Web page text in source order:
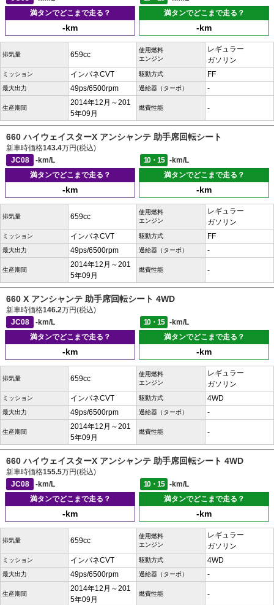
満タンでどこまで走る？
-km
満タンでどこまで走る？
-km
排気量 659cc
使用燃料
エンジン
レギュラー
ガソリン
ミッション インパネCVT 駆動方式 FF
最大出力 49ps/6500rpm 過給器（ターボ） -
生産期間
2014年12月～201
5年09月
燃費性能 -
660 ハイウェイスターX アンシャンテ 助手席回転シート
新車時価格143.4万円(税込)
JC08
-km/L 10・15
-km/L
満タンでどこまで走る？
-km
満タンでどこまで走る？
-km
排気量 659cc
使用燃料
エンジン
レギュラー
ガソリン
ミッション インパネCVT 駆動方式 FF
最大出力 49ps/6500rpm 過給器（ターボ） -
生産期間
2014年12月～201
5年09月
燃費性能 -
660 X アンシャンテ 助手席回転シート 4WD
新車時価格146.2万円(税込)
JC08
-km/L 10・15
-km/L
満タンでどこまで走る？
-km
満タンでどこまで走る？
-km
排気量 659cc
使用燃料
エンジン
レギュラー
ガソリン
ミッション インパネCVT 駆動方式 4WD
最大出力 49ps/6500rpm 過給器（ターボ） -
生産期間
2014年12月～201
5年09月
燃費性能 -
660 ハイウェイスターX アンシャンテ 助手席回転シート 4WD
新車時価格155.5万円(税込)
JC08
-km/L 10・15
-km/L
満タンでどこまで走る？
-km
満タンでどこまで走る？
-km
排気量 659cc
使用燃料
エンジン
レギュラー
ガソリン
ミッション インパネCVT 駆動方式 4WD
最大出力 49ps/6500rpm 過給器（ターボ） -
生産期間
2014年12月～201
5年09月
燃費性能 -